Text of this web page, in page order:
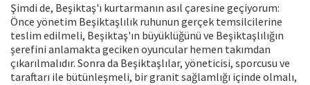
Şimdi de, Beşiktaş'ı kurtarmanın asıl çaresine geçiyorum:
Önce yönetim Beşiktaşlılık ruhunun gerçek temsilcilerine
teslim edilmeli, Beşiktaş'ın büyüklüğünü ve Beşiktaşlılığın
şerefini anlamakta geciken oyuncular hemen takımdan
çıkarılmalıdır. Sonra da Beşiktaşlılar, yöneticisi, sporcusu ve
taraftarı ile bütünleşmeli, bir granit sağlamlığı içinde olmalı,